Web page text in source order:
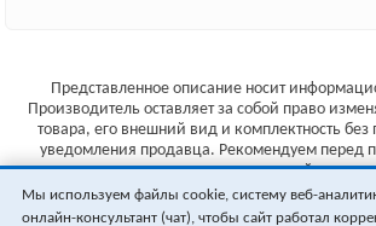
Представленное описание носит
Производитель оставляет за собой право
товара, его внешний вид и комплектность без
уведомления продавца. Рекомендуем перед
характеристики товара на сайте
Указанные цены не являются публичной
Мы используем файлы cookie, систему веб-
онлайн-консультант (чат), чтобы сайт работал